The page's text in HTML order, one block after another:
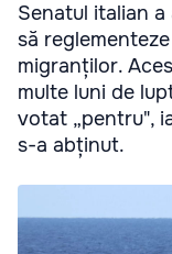
Senatul italian
să
migranților.
multe luni de
votat „pentru",
s-a abținut.